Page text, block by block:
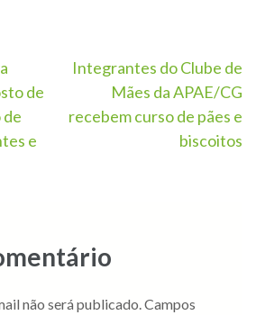
de
e
Integrantes do Clube de
Mães da APAE/CG
recebem curso de pães e
biscoitos
não será publicado. Campos